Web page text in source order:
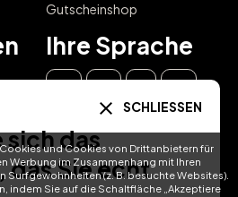
und Cookies von Drittanbietern für
Werbung im Zusammenhang mit Ihren
Surfgewohnheiten (z. B. besuchte Websites).
indem Sie auf die Schaltfläche „Akzeptiere
Gutscheinshop
Ihre Sprache
DE FR NL
SCHLIESSEN
sich das
das Sie echt